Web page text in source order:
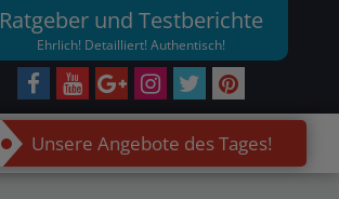
Ratgeber und Testberichte
Ehrlich! Detailliert! Authentisch!
Unsere Angebote des Tages!